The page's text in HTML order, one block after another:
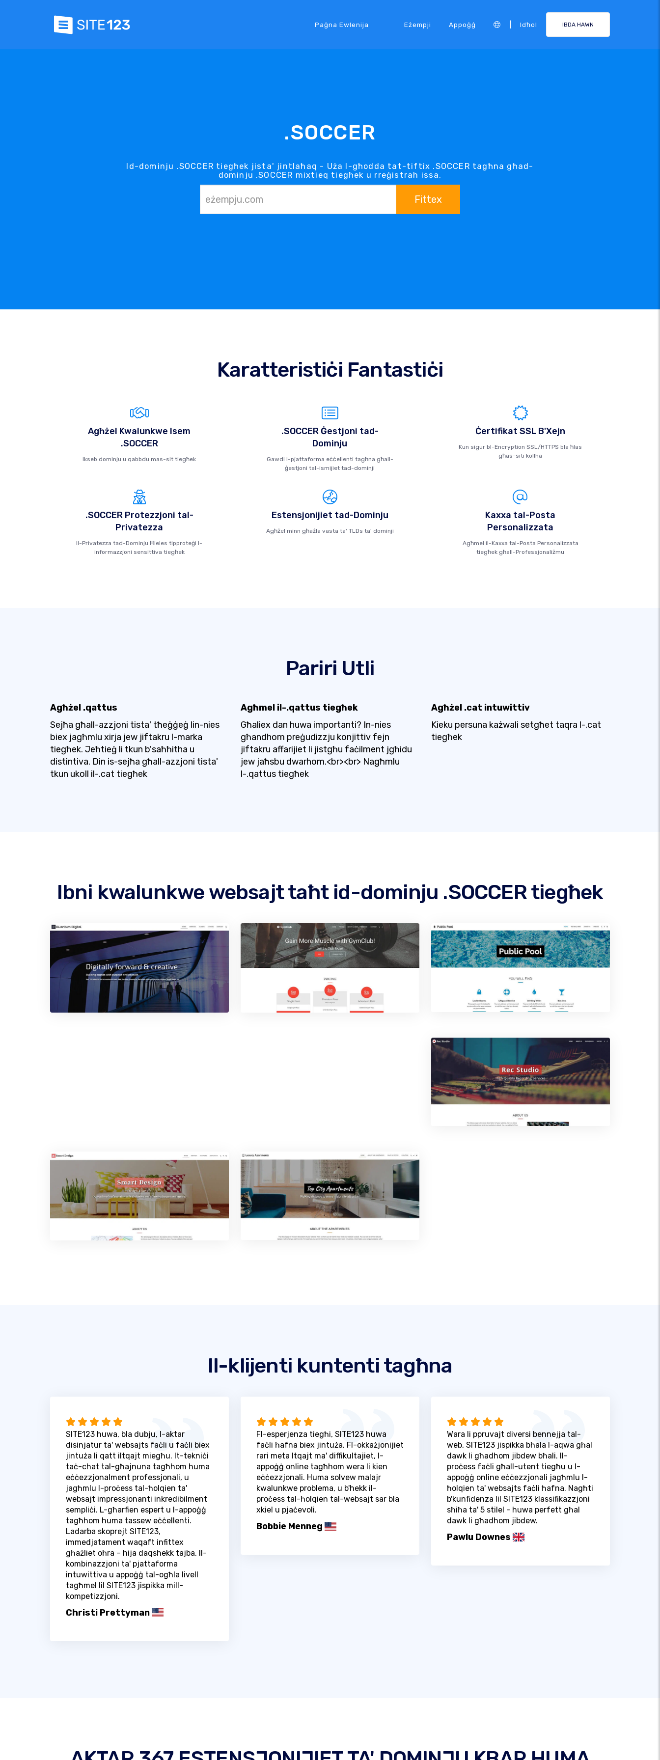
Paġna Ewlenija Eżempji Appoġġ Idħol IBDA HAWN
.SOCCER
Id-dominju .SOCCER tiegħek jista' jintlaħaq - Uża l-għodda tat-tiftix .SOCCER tagħna għad-
dominju .SOCCER mixtieq tiegħek u rreġistrah issa.
Fittex
Karatteristiċi Fantastiċi
Agħżel Kwalunkwe Isem
.SOCCER
Ikseb dominju u qabbdu mas-sit tiegħek
.SOCCER Ġestjoni tad-
Dominju
Gawdi l-pjattaforma eċċellenti tagħna għall-
ġestjoni tal-ismijiet tad-dominji
Ċertifikat SSL B'Xejn
Kun sigur bl-Encryption SSL/HTTPS bla ħlas
għas-siti kollha
.SOCCER Protezzjoni tal-
Privatezza
Il-Privatezza tad-Dominju Ħieles tipproteġi l-
informazzjoni sensittiva tiegħek
Estensjonijiet tad-Dominju
Agħżel minn għażla vasta ta' TLDs ta' dominji
Kaxxa tal-Posta
Personalizzata
Agħmel il-Kaxxa tal-Posta Personalizzata
tiegħek għall-Professjonaliżmu
Pariri Utli
Agħżel .qattus
Sejħa għall-azzjoni tista' tħeġġeġ lin-nies
biex jagħmlu xirja jew jiftakru l-marka
tiegħek. Jeħtieġ li tkun b'saħħitha u
distintiva. Din is-sejħa għall-azzjoni tista'
tkun ukoll il-.cat tiegħek
Agħmel il-.qattus tiegħek
Għaliex dan huwa importanti? In-nies
għandhom preġudizzju konjittiv fejn
jiftakru affarijiet li jistgħu faċilment jgħidu
jew jaħsbu dwarhom.<br><br> Nagħmlu
l-.qattus tiegħek
Agħżel .cat intuwittiv
Kieku persuna każwali setgħet taqra l-.cat
tiegħek
Ibni kwalunkwe websajt taħt id-dominju .SOCCER tiegħek
Il-klijenti kuntenti tagħna
SITE123 huwa, bla dubju, l-aktar
disinjatur ta' websajts faċli u faċli biex
jintuża li qatt iltqajt miegħu. It-tekniċi
taċ-chat tal-għajnuna tagħhom huma
eċċezzjonalment professjonali, u
jagħmlu l-proċess tal-ħolqien ta'
websajt impressjonanti inkredibilment
sempliċi. L-għarfien espert u l-appoġġ
tagħhom huma tassew eċċellenti.
Ladarba skoprejt SITE123,
immedjatament waqaft infittex
għażliet oħra – hija daqshekk tajba. Il-
kombinazzjoni ta' pjattaforma
intuwittiva u appoġġ tal-ogħla livell
tagħmel lil SITE123 jispikka mill-
kompetizzjoni.
Christi Prettyman
Fl-esperjenza tiegħi, SITE123 huwa
faċli ħafna biex jintuża. Fl-okkażjonijiet
rari meta ltqajt ma' diffikultajiet, l-
appoġġ online tagħhom wera li kien
eċċezzjonali. Huma solvew malajr
kwalunkwe problema, u b'hekk il-
proċess tal-ħolqien tal-websajt sar bla
xkiel u pjaċevoli.
Bobbie Menneg
Wara li ppruvajt diversi bennejja tal-
web, SITE123 jispikka bħala l-aqwa għal
dawk li għadhom jibdew bħali. Il-
proċess faċli għall-utent tiegħu u l-
appoġġ online eċċezzjonali jagħmlu l-
ħolqien ta' websajts faċli ħafna. Nagħti
b'kunfidenza lil SITE123 klassifikazzjoni
sħiħa ta' 5 stilel - huwa perfett għal
dawk li għadhom jibdew.
Pawlu Downes